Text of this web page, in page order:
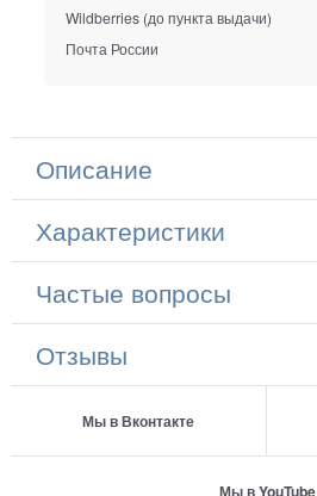
Wildberries (до пункта выдачи)
Почта России
Описание
Характеристики
Частые вопросы
Отзывы
Мы в Вконтакте
Мы в YouTube